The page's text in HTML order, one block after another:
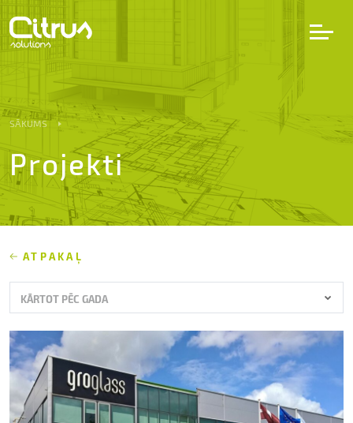
Pakalpojumi
Projekti
Partneri
Karjera
Par uzņēmumu
Kontakti
SĀKUMS
Projekti
ATPAKAĻ
KĀRTOT PĒC GADA